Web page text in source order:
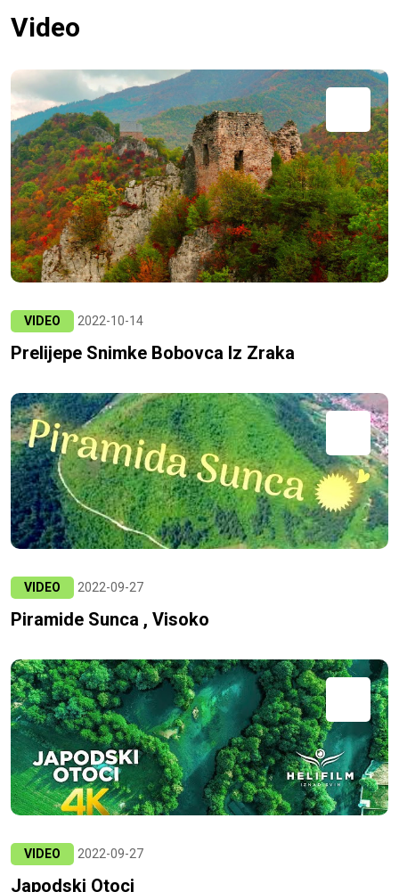
Video
VIDEO 2022-10-14
Prelijepe Snimke Bobovca Iz Zraka
VIDEO 2022-09-27
Piramide Sunca , Visoko
VIDEO 2022-09-27
Japodski Otoci